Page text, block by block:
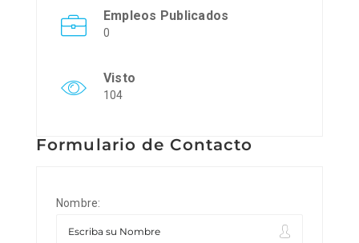
Empleos Publicados
0
Visto
104
Formulario de Contacto
Nombre: